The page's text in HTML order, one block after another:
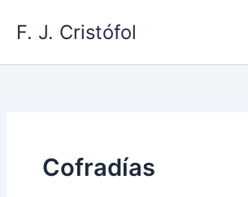
F. J. Cristófol
Cofradías